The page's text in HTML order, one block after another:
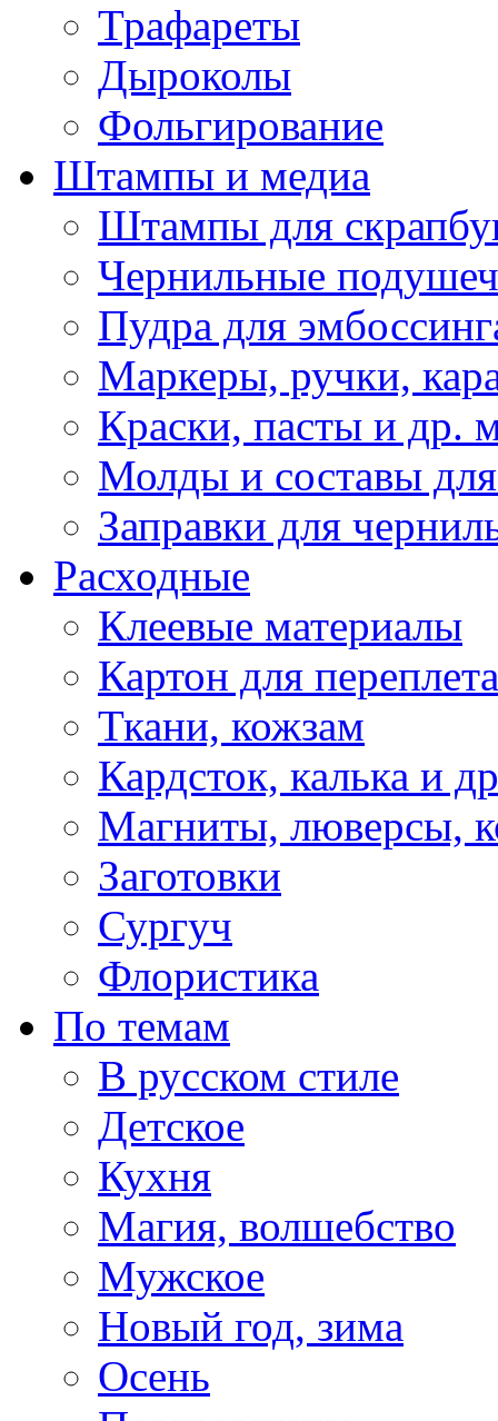
Трафареты
Дыроколы
Фольгирование
Штампы и медиа
Штампы для
Чернильные
Пудра для
Маркеры, ручки,
Краски, пасты и др.
Молды и составы
Заправки для
Расходные
Клеевые материалы
Картон для переплета
Ткани, кожзам
Кардсток, калька и
Магниты, люверсы,
Заготовки
Сургуч
Флористика
По темам
В русском стиле
Детское
Кухня
Магия, волшебство
Мужское
Новый год, зима
Осень